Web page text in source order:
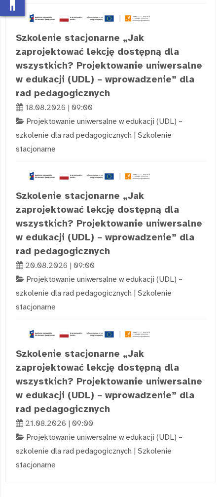
Szkolenie stacjonarne „Jak
zaprojektować lekcję dostępną dla
wszystkich? Projektowanie uniwersalne
w edukacji (UDL) – wprowadzenie” dla
rad pedagogicznych
18.08.2026 | 09:00
Projektowanie uniwersalne w edukacji (UDL) –
szkolenie dla rad pedagogicznych | Szkolenie
stacjonarne
Szkolenie stacjonarne „Jak
zaprojektować lekcję dostępną dla
wszystkich? Projektowanie uniwersalne
w edukacji (UDL) – wprowadzenie” dla
rad pedagogicznych
20.08.2026 | 09:00
Projektowanie uniwersalne w edukacji (UDL) –
szkolenie dla rad pedagogicznych | Szkolenie
stacjonarne
Szkolenie stacjonarne „Jak
zaprojektować lekcję dostępną dla
wszystkich? Projektowanie uniwersalne
w edukacji (UDL) – wprowadzenie” dla
rad pedagogicznych
21.08.2026 | 09:00
Projektowanie uniwersalne w edukacji (UDL) –
szkolenie dla rad pedagogicznych | Szkolenie
stacjonarne